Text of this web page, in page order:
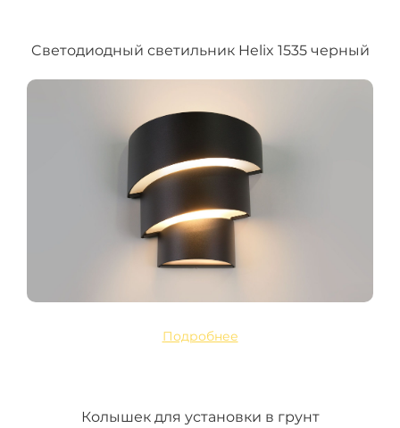
Cветодиодный светильник Helix 1535 черный
Подробнее
Колышек для установки в грунт